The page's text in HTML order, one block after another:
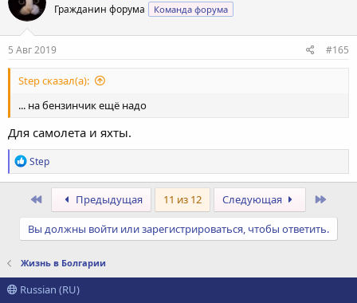
Гражданин форума Команда форума
5 Авг 2019 #165
Step сказал(а):
... на бензинчик ещё надо
Для самолета и яхты.
Р
е
а
к
и
и
Step
ПервыйПредыдущая 11 из 12 Следующая
Вы должны войти или зарегистрироваться, чтобы ответить.
Жизнь в Болгарии
Russian (RU)